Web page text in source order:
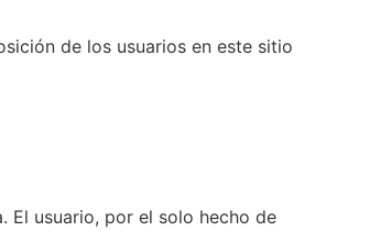
de los usuarios en este sitio
El usuario, por el solo hecho de